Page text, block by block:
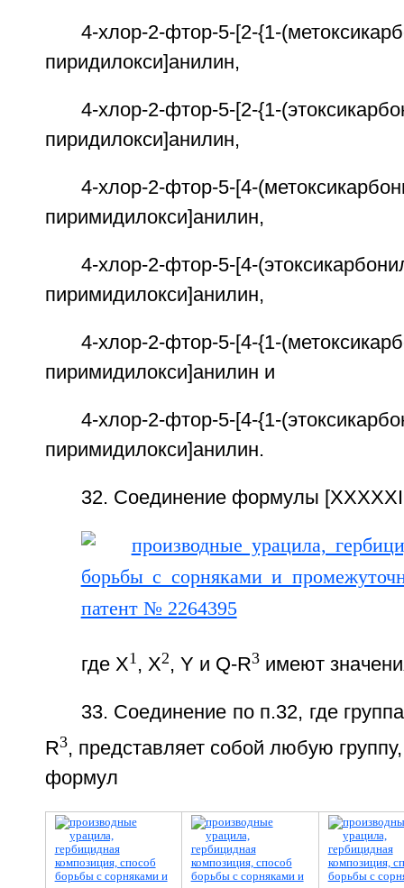
4-хлор-2-фтор-5-[2-{1-
пиридилокси]анилин,
4-хлор-2-фтор-5-[2-{1-
пиридилокси]анилин,
4-хлор-2-фтор-5-[4-
пиримидилокси]анилин,
4-хлор-2-фтор-5-[4-
пиримидилокси]анилин,
4-хлор-2-фтор-5-[4-{1-
пиримидилокси]анилин и
4-хлор-2-фтор-5-[4-{1-
пиримидилокси]анилин.
32. Соединение формулы
где Х1 , Х2, Y и Q-R3имеют
33. Соединение по п.32, где
R3, представляет собой любую
формул